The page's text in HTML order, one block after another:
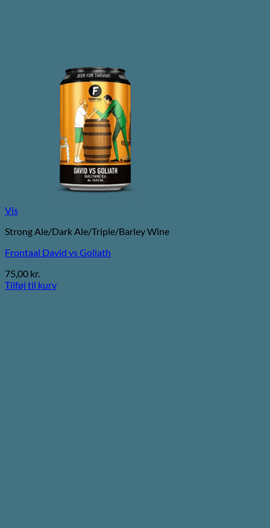
Vis
Strong Ale/Dark Ale/Triple/Barley Wine
Frontaal David vs Goliath
75,00 kr.
Tilføj til kurv